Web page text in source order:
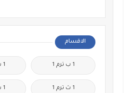
الاقسام
1 ب ترم 1 1 ب ترم 2
1 ث ترم 1 1 ث ترم 2